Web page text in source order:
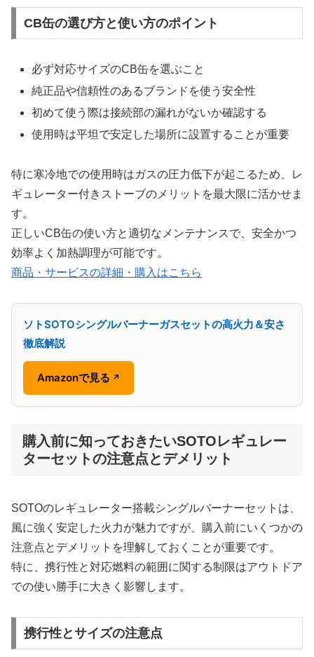
CB缶の選び方と使い方のポイント
必ず対応サイズのCB缶を選ぶこと
純正品や信頼性のあるブランドを使う安全性
初めて使う際は接続部の漏れがないか確認する
使用時は平坦で安定した場所に設置することが重要
特に寒冷地での使用時はガスの圧力低下が起こるため、レ
ギュレーター付きストーブのメリットを最大限に活かせま
す。
正しいCB缶の使い方と適切なメンテナンスで、安全かつ
効率よく加熱調理が可能です。
商品・サービスの詳細・購入はこちら
ソトSOTOシングルバーナーガスセットの高火力＆安さ
徹底解説
Amazonで見る ↗
購入前に知っておきたいSOTOレギュレー
ターセットの注意点とデメリット
SOTOのレギュレーター搭載シングルバーナーセットは、
風に強く安定した火力が魅力ですが、購入前にいくつかの
注意点とデメリットを理解しておくことが重要です。
特に、携行性と対応燃料の範囲に関する制限はアウトドア
での使い勝手に大きく影響します。
携行性とサイズの注意点